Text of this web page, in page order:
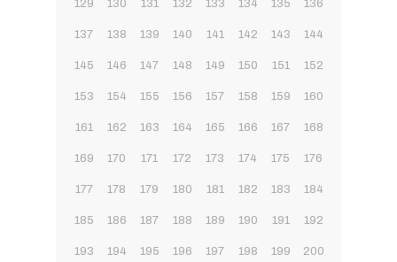
129 130 131 132 133 134 135 136
137 138 139 140 141 142 143 144
145 146 147 148 149 150 151 152
153 154 155 156 157 158 159 160
161 162 163 164 165 166 167 168
169 170 171 172 173 174 175 176
177 178 179 180 181 182 183 184
185 186 187 188 189 190 191 192
193 194 195 196 197 198 199 200